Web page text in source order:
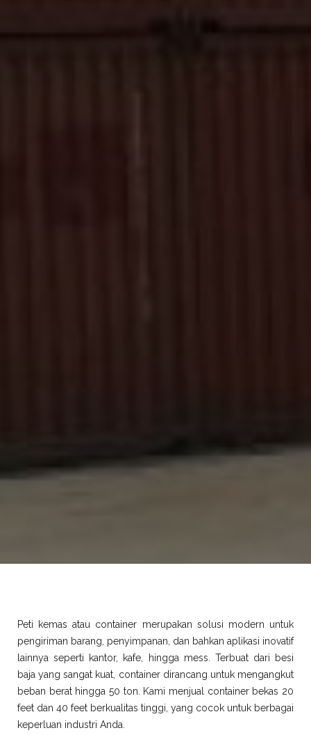
Peti kemas atau container merupakan solusi modern untuk
pengiriman barang, penyimpanan, dan bahkan aplikasi inovatif
lainnya seperti kantor, kafe, hingga mess. Terbuat dari besi
baja yang sangat kuat, container dirancang untuk mengangkut
beban berat hingga 50 ton. Kami menjual container bekas 20
feet dan 40 feet berkualitas tinggi, yang cocok untuk berbagai
keperluan industri Anda.